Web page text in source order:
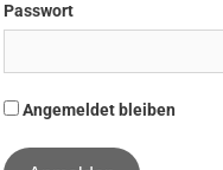
Passwort
Angemeldet bleiben